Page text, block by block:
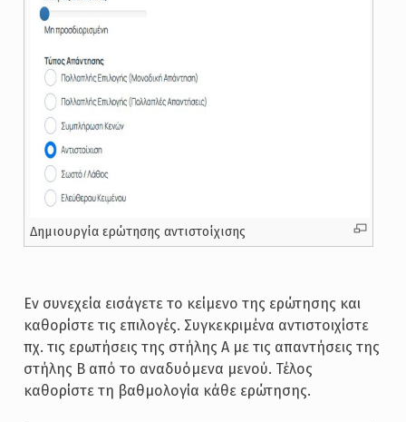
Δημιουργία ερώτησης αντιστοίχισης
Εν συνεχεία εισάγετε το κείμενο της ερώτησης και
καθορίστε τις επιλογές. Συγκεκριμένα αντιστοιχίστε
πχ. τις ερωτήσεις της στήλης Α με τις απαντήσεις της
στήλης Β από το αναδυόμενα μενού. Τέλος
καθορίστε τη βαθμολογία κάθε ερώτησης.